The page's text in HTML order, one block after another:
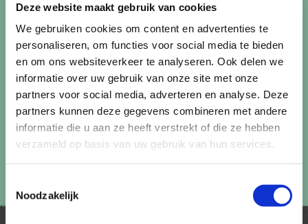
Deze website maakt gebruik van cookies
We gebruiken cookies om content en advertenties te
personaliseren, om functies voor social media te bieden
en om ons websiteverkeer te analyseren. Ook delen we
informatie over uw gebruik van onze site met onze
partners voor social media, adverteren en analyse. Deze
partners kunnen deze gegevens combineren met andere
informatie die u aan ze heeft verstrekt of die ze hebben
verzameld op basis van uw gebruik van hun services.
Noodzakelijk
Aanmelden
Lees in onsprivacybeleidhoe wij zorgvuldig omgaan met uw
gegevens.